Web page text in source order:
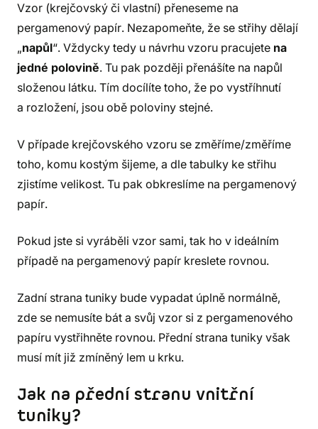
Vzor (krejčovský či vlastní) přeneseme na
pergamenový papír. Nezapomeňte, že se střihy dělají
„napůl“. Vždycky tedy u návrhu vzoru pracujete na
jedné polovině. Tu pak později přenášíte na napůl
složenou látku. Tím docílíte toho, že po vystříhnutí
a rozložení, jsou obě poloviny stejné.
V případe krejčovského vzoru se změříme/změříme
toho, komu kostým šijeme, a dle tabulky ke střihu
zjistíme velikost. Tu pak obkreslíme na pergamenový
papír.
Pokud jste si vyráběli vzor sami, tak ho v ideálním
případě na pergamenový papír kreslete rovnou.
Zadní strana tuniky bude vypadat úplně normálně,
zde se nemusíte bát a svůj vzor si z pergamenového
papíru vystřihněte rovnou. Přední strana tuniky však
musí mít již zmíněný lem u krku.
Jak na přední stranu vnitřní
tuniky?